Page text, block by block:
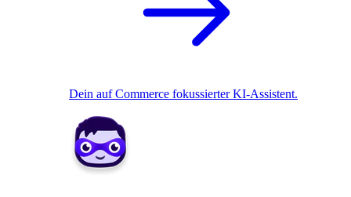
Dein auf Commerce fokussierter KI-Assistent.